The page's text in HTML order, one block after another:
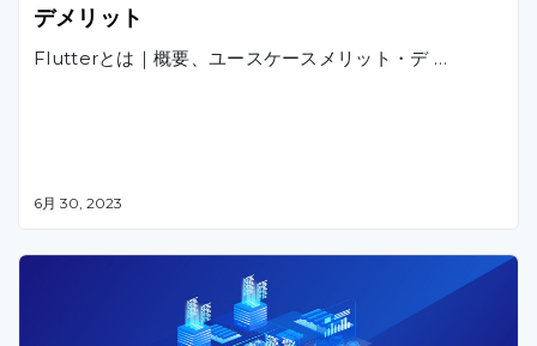
デメリット
Flutterとは｜概要、ユースケースメリット・デ …
6月 30, 2023